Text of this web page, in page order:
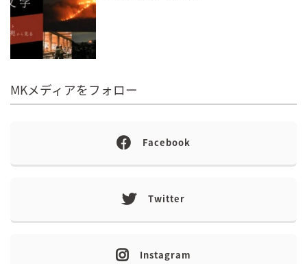
MKメディアをフォロー
Facebook
Twitter
Instagram